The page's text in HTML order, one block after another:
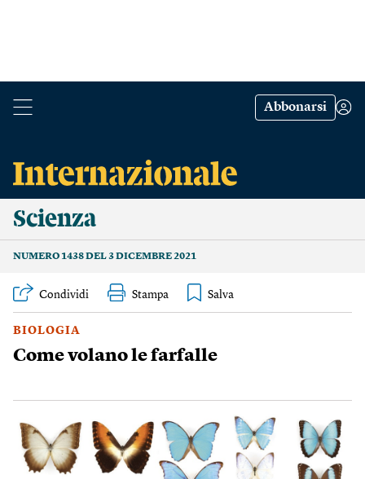
Abbonarsi
Scienza
NUMERO 1438 DEL 3 DICEMBRE 2021
Condividi Stampa
BIOLOGIA
Come volano le farfalle